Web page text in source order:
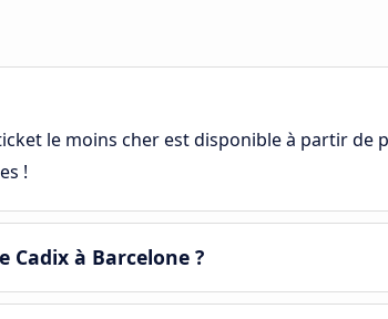
le moins cher est disponible à partir de
!
Cadix à Barcelone ?